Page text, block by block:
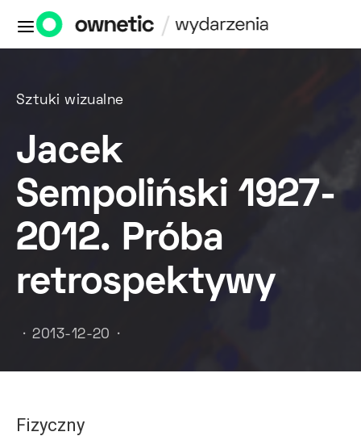
Sztuki wizualne
Jacek
Sempoliński 1927-
2012. Próba
retrospektywy
2013-12-20
Fizyczny